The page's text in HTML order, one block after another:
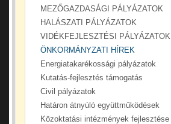
MEZŐGAZDASÁGI PÁLYÁZATOK
HALÁSZATI PÁLYÁZATOK
VIDÉKFEJLESZTÉSI PÁLYÁZATOK
ÖNKORMÁNYZATI HÍREK
Energiatakarékossági pályázatok
Kutatás-fejlesztés támogatás
Civil pályázatok
Határon átnyúló együttműködések
Közoktatási intézmények fejlesztése